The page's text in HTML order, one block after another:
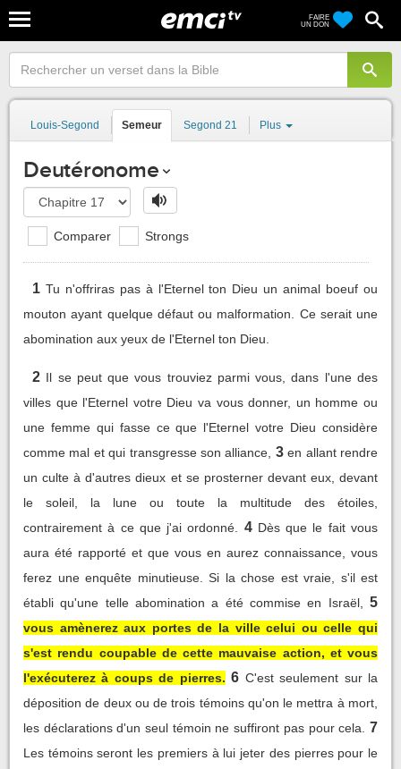
FAIRE
UN DON
Louis-Segond Semeur Segond 21 Plus
Deutéronome
Comparer Strongs
1 Tu n'offriras pas à l'Eternel ton Dieu un animal boeuf ou
mouton ayant quelque défaut ou malformation. Ce serait une
abomination aux yeux de l'Eternel ton Dieu.
2 Il se peut que vous trouviez parmi vous, dans l'une des
villes que l'Eternel votre Dieu va vous donner, un homme ou
une femme qui fasse ce que l'Eternel votre Dieu considère
comme mal et qui transgresse son alliance, 3 en allant rendre
un culte à d'autres dieux et se prosterner devant eux, devant
le soleil, la lune ou toute la multitude des étoiles,
contrairement à ce que j'ai ordonné.
4 Dès que le fait vous
aura été rapporté et que vous en aurez connaissance, vous
ferez une enquête minutieuse. Si la chose est vraie, s'il est
établi qu'une telle abomination a été commise en Israël,
5
vous amènerez aux portes de la ville celui ou celle qui
s'est rendu coupable de cette mauvaise action, et vous
l'exécuterez à coups de pierres. 6 C'est seulement sur la
déposition de deux ou de trois témoins qu'on le mettra à mort,
les déclarations d'un seul témoin ne suffiront pas pour cela.
7
Les témoins seront les premiers à lui jeter des pierres pour le